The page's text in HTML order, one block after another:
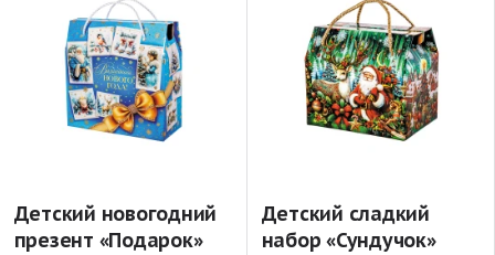
Детский новогодний
презент «Подарок»
Детский сладкий
набор «Сундучок»